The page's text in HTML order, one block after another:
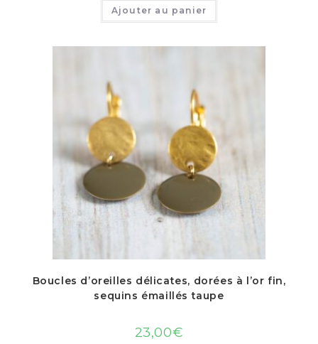
Ajouter au panier
Boucles d’oreilles délicates, dorées à l’or fin,
sequins émaillés taupe
23,00€